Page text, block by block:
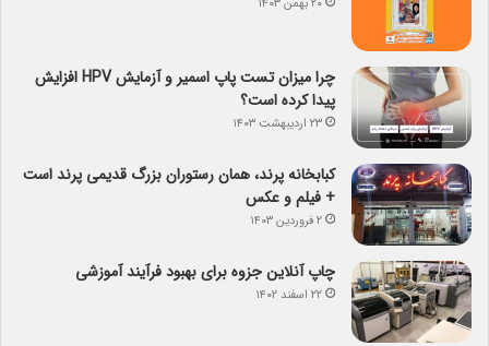
۲۰ بهمن ۱۴۰۳
چرا میزان تست پاپ اسمیر و آزمایش HPV افزایش
پیدا کرده است؟
۲۳ اردیبهشت ۱۴۰۳
کبابخانه پرند، همان رستوران بزرگ قدیمی پرند است
+ فیلم و عکس
۲ فروردین ۱۴۰۳
چاپ آنلاین جزوه برای بهبود فرآیند آموزشی
۲۲ اسفند ۱۴۰۲